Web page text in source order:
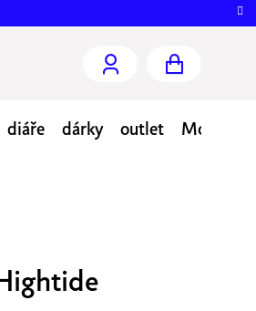
KOŠÍK
diáře dárky outlet Moje